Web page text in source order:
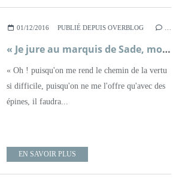
01/12/2016 PUBLIÉ DEPUIS OVERBLOG
« Je jure au marquis de Sade, mon amant, de n'être jamais qu'à lui » ; Anne-Prospère de Launay et Donatien de Sade
« Oh ! puisqu'on me rend le chemin de la vertu
si difficile, puisqu'on ne me l'offre qu'avec des
épines, il faudra...
EN SAVOIR PLUS